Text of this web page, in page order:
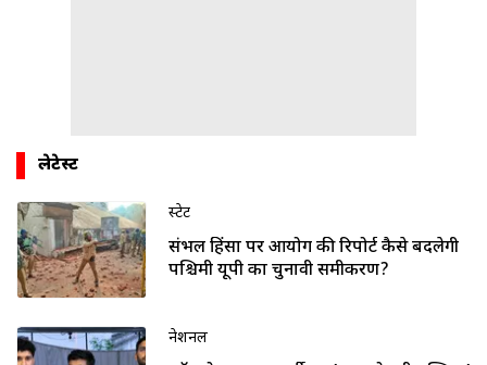
लेटेस्ट
स्टेट
संभल हिंसा पर आयोग की रिपोर्ट कैसे बदलेगी
पश्चिमी यूपी का चुनावी समीकरण?
नेशनल